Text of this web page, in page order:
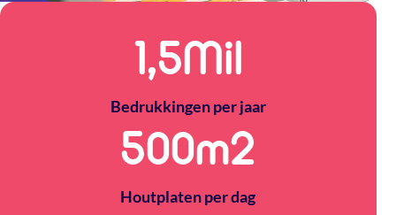
1,5Mil
Bedrukkingen per jaar
500m2
Houtplaten per dag